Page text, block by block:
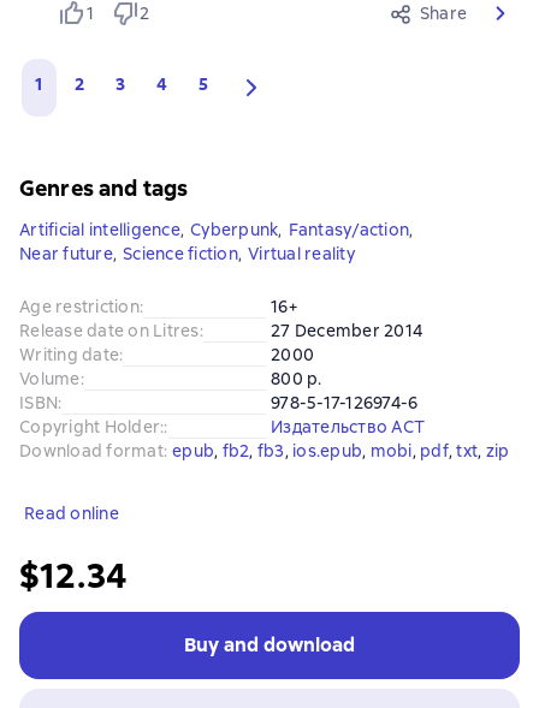
1 2 Share
1 2 3 4 5
Genres and tags
Artificial intelligence, Cyberpunk, Fantasy/action,
Near future, Science fiction, Virtual reality
Age restriction:
16+
Release date on Litres:
27 December 2014
Writing date:
2000
Volume:
800 p.
ISBN:
978-5-17-126974-6
Copyright Holder::
Издательство АСТ
Download format: epub, fb2, fb3, ios.epub, mobi, pdf, txt, zip
Read online
$12.34
Buy and download